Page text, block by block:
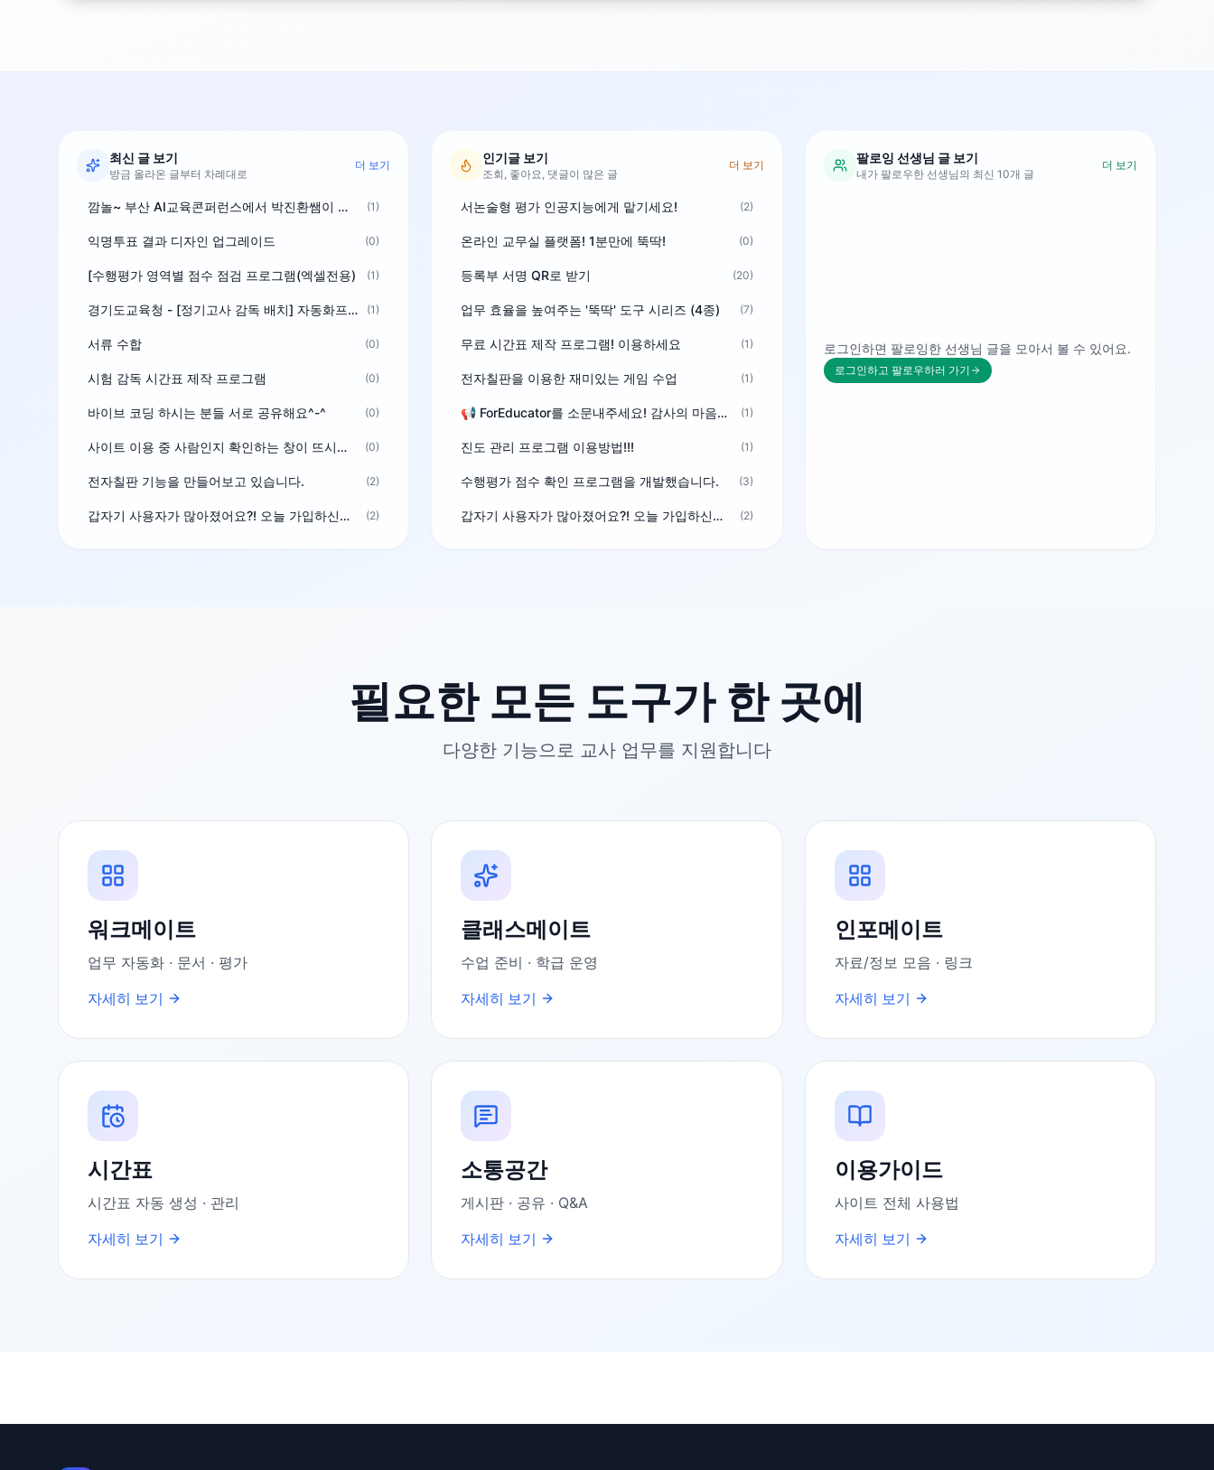
최신 글 보기
방금 올라온 글부터 차례대로
더 보기
깜놀~ 부산 AI교육콘퍼런스에서 박진환쌤이 상받으려 나오셨네요~ ^^ (1)
익명투표 결과 디자인 업그레이드 (0)
[수행평가 영역별 점수 점검 프로그램(엑셀전용) (1)
경기도교육청 - [정기고사 감독 배치] 자동화프로그램 보급 (1)
서류 수합 (0)
시험 감독 시간표 제작 프로그램 (0)
바이브 코딩 하시는 분들 서로 공유해요^-^ (0)
사이트 이용 중 사람인지 확인하는 창이 뜨시는 분은 알려주세요 (0)
전자칠판 기능을 만들어보고 있습니다. (2)
갑자기 사용자가 많아졌어요?! 오늘 가입하신분^^ (2)
인기글 보기
조회, 좋아요, 댓글이 많은 글
더 보기
서논술형 평가 인공지능에게 맡기세요! (2)
온라인 교무실 플랫폼! 1분만에 뚝딱! (0)
등록부 서명 QR로 받기 (20)
업무 효율을 높여주는 '뚝딱' 도구 시리즈 (4종) (7)
무료 시간표 제작 프로그램! 이용하세요 (1)
전자칠판을 이용한 재미있는 게임 수업 (1)
📢 ForEducator를 소문내주세요! 감사의 마음을 담은 포인트 선물 (1)
진도 관리 프로그램 이용방법!!! (1)
수행평가 점수 확인 프로그램을 개발했습니다. (3)
갑자기 사용자가 많아졌어요?! 오늘 가입하신분^^ (2)
팔로잉 선생님 글 보기
내가 팔로우한 선생님의 최신 10개 글
더 보기
로그인하면 팔로잉한 선생님 글을 모아서 볼 수 있어요.
로그인하고 팔로우하러 가기
필요한 모든 도구가 한 곳에
다양한 기능으로 교사 업무를 지원합니다
워크메이트
업무 자동화 · 문서 · 평가
자세히 보기
클래스메이트
수업 준비 · 학급 운영
자세히 보기
인포메이트
자료/정보 모음 · 링크
자세히 보기
시간표
시간표 자동 생성 · 관리
자세히 보기
소통공간
게시판 · 공유 · Q&A
자세히 보기
이용가이드
사이트 전체 사용법
자세히 보기